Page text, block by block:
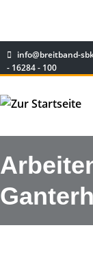
info@breitband-
- 16284 - 100